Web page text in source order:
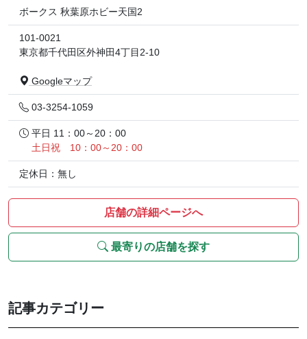
ボークス 秋葉原ホビー天国2
101-0021
東京都千代田区外神田4丁目2-10
Googleマップ
03-3254-1059
平日 11：00～20：00
土日祝 10：00～20：00
定休日：無し
店舗の詳細ページへ
最寄りの店舗を探す
記事カテゴリー